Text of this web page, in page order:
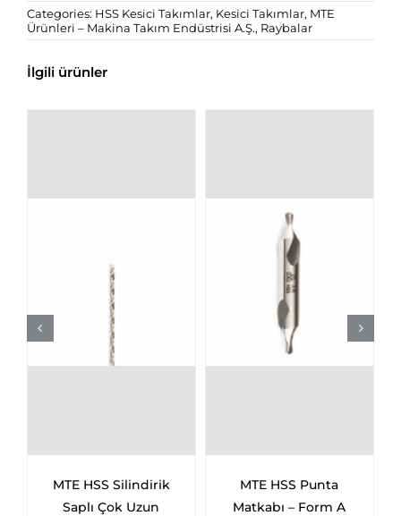
Categories: HSS Kesici Takımlar, Kesici Takımlar, MTE
Ürünleri – Makina Takım Endüstrisi A.Ş., Raybalar
İlgili ürünler
MTE HSS Silindirik
Saplı Çok Uzun
MTE HSS Punta
Matkabı – Form A